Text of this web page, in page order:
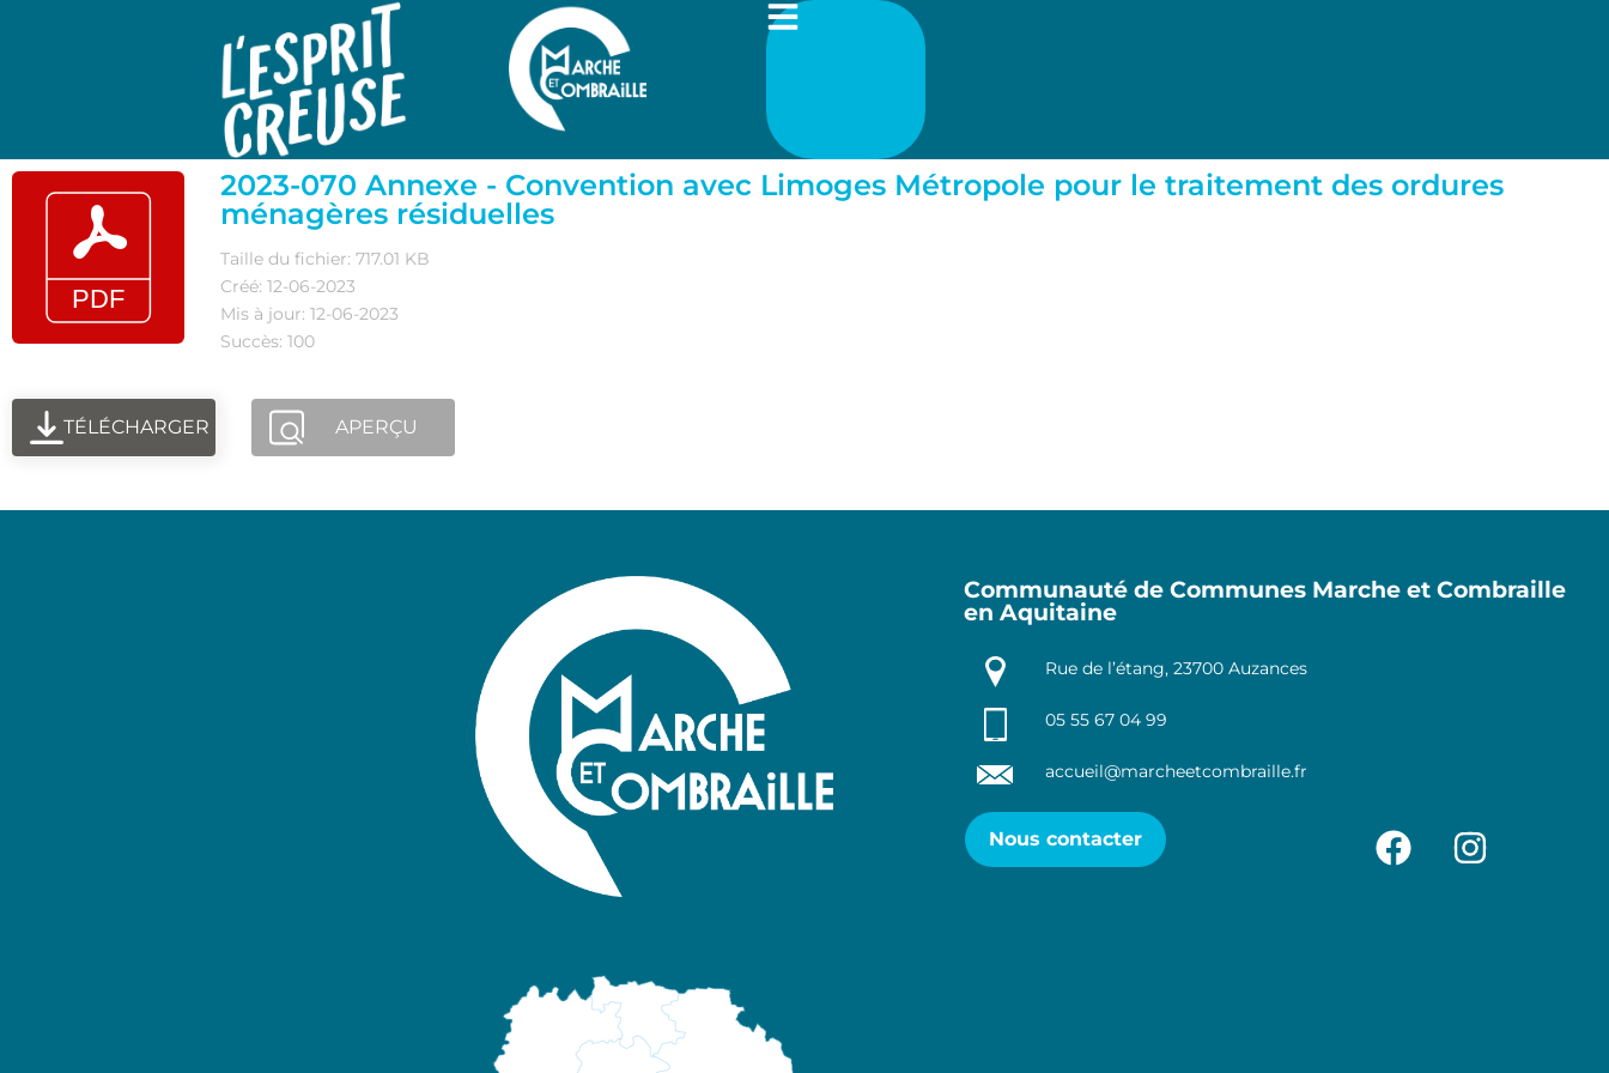
2023-070 Annexe - Convention avec Limoges Métropole pour le traitement des ordures
ménagères résiduelles
Taille du fichier: 717.01 KB
Créé: 12-06-2023
Mis à jour: 12-06-2023
Succès: 100
TÉLÉCHARGER APERÇU
Communauté de Communes Marche et Combraille
en Aquitaine
Rue de l’étang, 23700 Auzances
05 55 67 04 99
accueil@marcheetcombraille.fr
Nous contacter